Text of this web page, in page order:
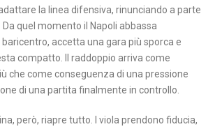
la linea difensiva, rinunciando a parte
quel momento il Napoli abbassa
accetta una gara più sporca e
compatto. Il raddoppio arriva come
che come conseguenza di una pressione
di una partita finalmente in controllo.
però, riapre tutto. I viola prendono fiducia,